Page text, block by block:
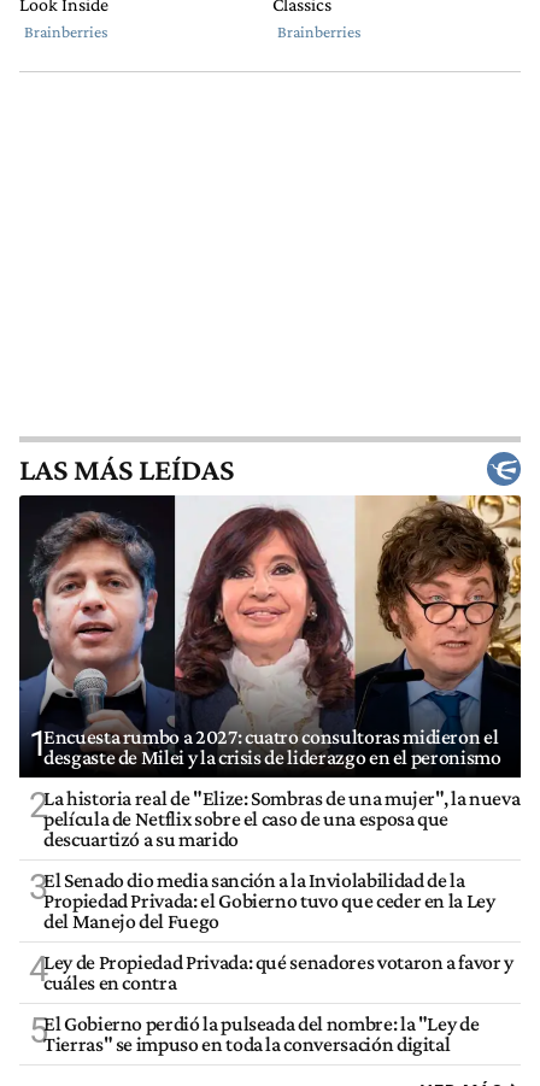
LAS MÁS LEÍDAS
1Encuesta rumbo a 2027: cuatro consultoras midieron el
desgaste de Milei y la crisis de liderazgo en el peronismo
2La historia real de "Elize: Sombras de una mujer", la nueva
película de Netflix sobre el caso de una esposa que
descuartizó a su marido
3El Senado dio media sanción a la Inviolabilidad de la
Propiedad Privada: el Gobierno tuvo que ceder en la Ley
del Manejo del Fuego
4Ley de Propiedad Privada: qué senadores votaron a favor y
cuáles en contra
5El Gobierno perdió la pulseada del nombre: la "Ley de
Tierras" se impuso en toda la conversación digital